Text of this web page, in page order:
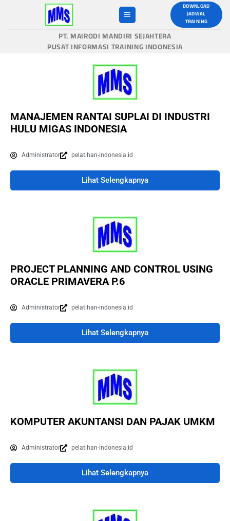
DOWNLOAD
JADWAL
TRAINING
PT. MAIRODI MANDIRI SEJAHTERA
PUSAT INFORMASI TRAINING INDONESIA
MANAJEMEN RANTAI SUPLAI DI INDUSTRI
HULU MIGAS INDONESIA
Administrator pelatihan-indonesia.id
Lihat Selengkapnya
PROJECT PLANNING AND CONTROL USING
ORACLE PRIMAVERA P.6
Administrator pelatihan-indonesia.id
Lihat Selengkapnya
KOMPUTER AKUNTANSI DAN PAJAK UMKM
Administrator pelatihan-indonesia.id
Lihat Selengkapnya